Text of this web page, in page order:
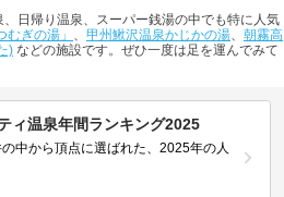
日帰り温泉、スーパー銭湯の中でも特に人気
ぎの湯」 、 甲州鰍沢温泉かじかの湯、 朝霧高
) などの施設です。ぜひ一度は足を運んでみて
ィ温泉年間ランキング2025
中から頂点に選ばれた、2025年の人